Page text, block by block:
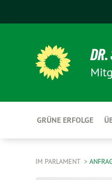
DR.
GRÜNE ERFOLGE
IM PARLAMENT